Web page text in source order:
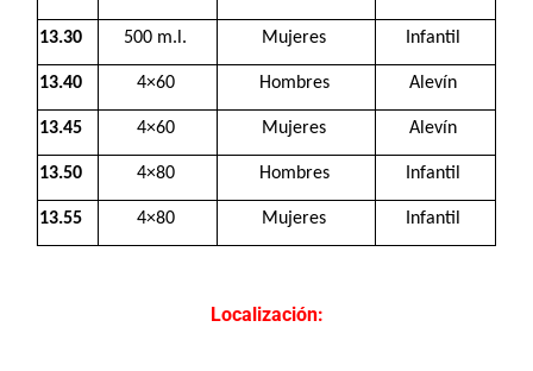
13.30 500 m.l. Mujeres Infantil
13.40 4×60 Hombres Alevín
13.45 4×60 Mujeres Alevín
13.50 4×80 Hombres Infantil
13.55 4×80 Mujeres Infantil
Localización: